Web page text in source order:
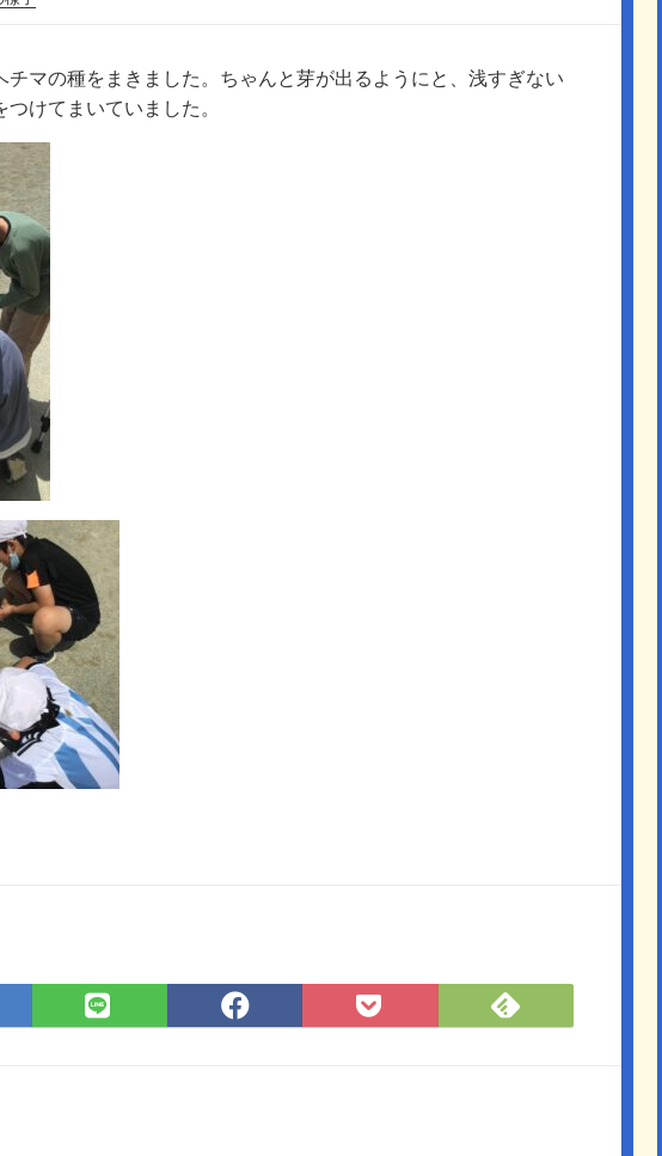
チマの種をまきました。ちゃんと芽が出るようにと、浅すぎない
けてまいていました。
LINE
で
Facebook
で
Pocket
に
Feedly
で